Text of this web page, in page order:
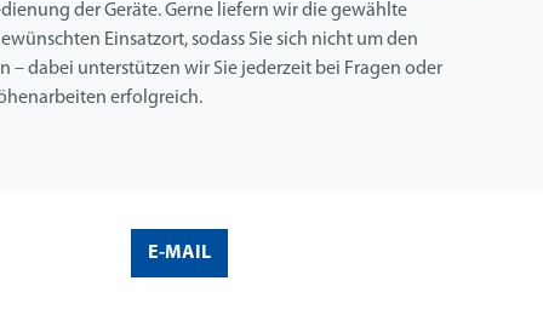
der Geräte. Gerne liefern wir die gewählte
Einsatzort, sodass Sie sich nicht um den
– dabei unterstützen wir Sie jederzeit bei Fragen oder
erfolgreich.
E-MAIL